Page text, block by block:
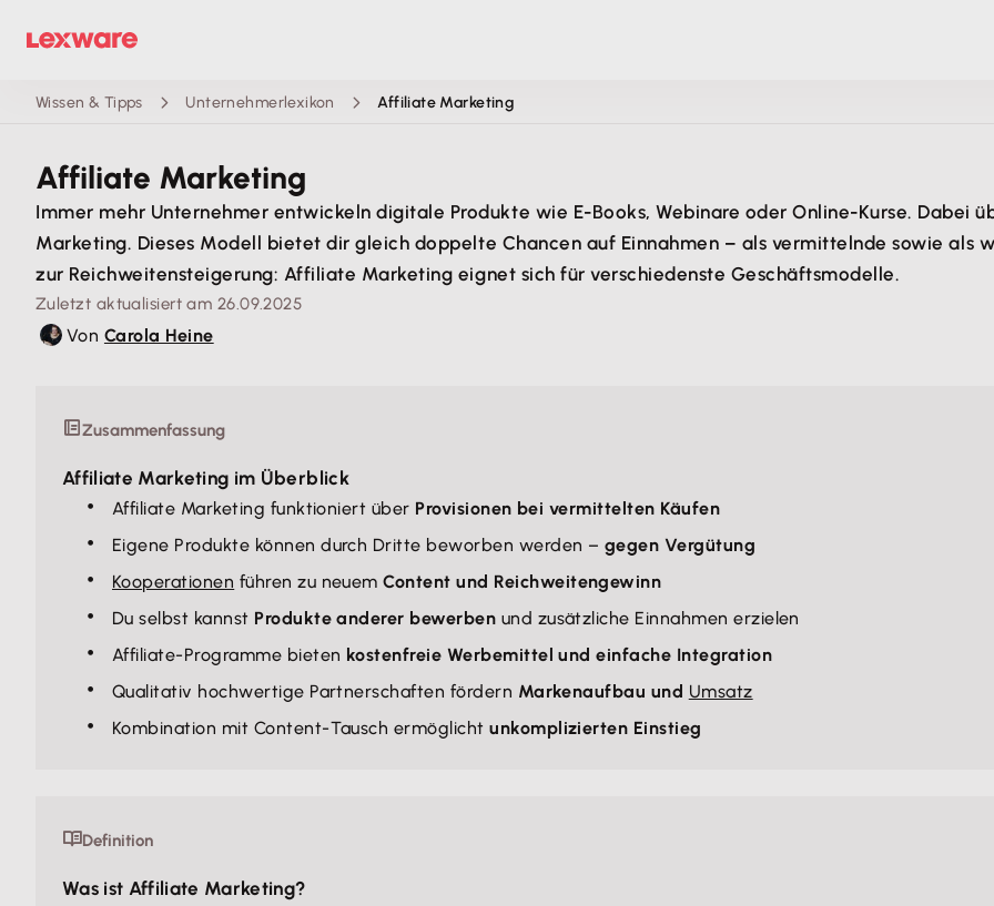
Wissen & Tipps Unternehmerlexikon Affiliate Marketing
Affiliate Marketing
Immer mehr Unternehmer entwickeln digitale Produkte wie E-Books, Webinare oder Online-Kurse. Dabei
Marketing. Dieses Modell bietet dir gleich doppelte Chancen auf Einnahmen – als vermittelnde sowie als
zur Reichweitensteigerung: Affiliate Marketing eignet sich für verschiedenste Geschäftsmodelle.
Zuletzt aktualisiert am 26.09.2025
Von Carola Heine
Zusammenfassung
Affiliate Marketing im Überblick
Affiliate Marketing funktioniert über Provisionen bei vermittelten Käufen
Eigene Produkte können durch Dritte beworben werden – gegen Vergütung
Kooperationen führen zu neuemContent und Reichweitengewinn
Du selbst kannst Produkte anderer bewerben und zusätzliche Einnahmen erzielen
Affiliate-Programme bieten kostenfreie Werbemittel und einfache Integration
Qualitativ hochwertige Partnerschaften fördern Markenaufbau und Umsatz
Kombination mit Content-Tausch ermöglichtunkomplizierten Einstieg
Definition
Was ist Affiliate Marketing?